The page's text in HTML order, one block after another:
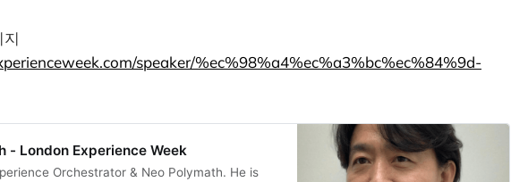
speaker/%ec%98%a4%ec%a3%bc%ec%84%9d-
- London Experience Week
Orchestrator & Neo Polymath. He is